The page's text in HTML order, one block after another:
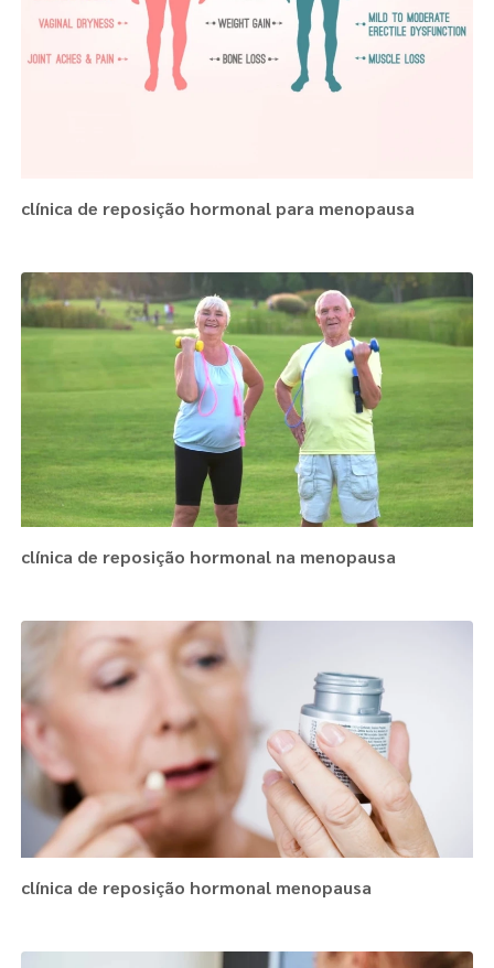
clínica de reposição hormonal para menopausa
clínica de reposição hormonal na menopausa
clínica de reposição hormonal menopausa